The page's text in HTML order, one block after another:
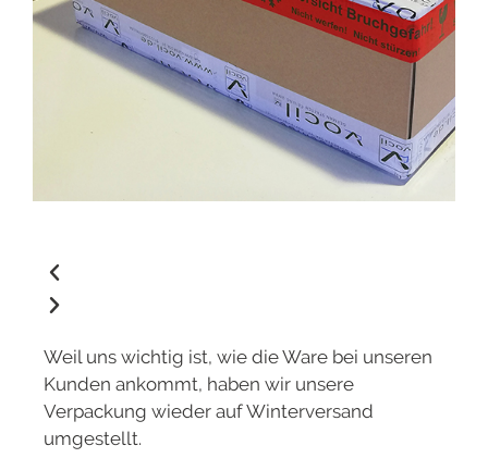
Weil uns wichtig ist, wie die Ware bei unseren
Kunden ankommt, haben wir unsere
Verpackung wieder auf Winterversand
umgestellt.